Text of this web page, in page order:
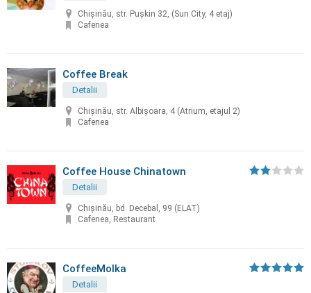
Chișinău, str. Pușkin 32, (Sun City, 4 etaj)
Cafenea
Coffee Break
Detalii
Chișinău, str. Albișoara, 4 (Atrium, etajul 2)
Cafenea
Coffee House Chinatown
Detalii
Chişinău, bd. Decebal, 99 (ELAT)
Cafenea, Restaurant
CoffeeMolka
Detalii